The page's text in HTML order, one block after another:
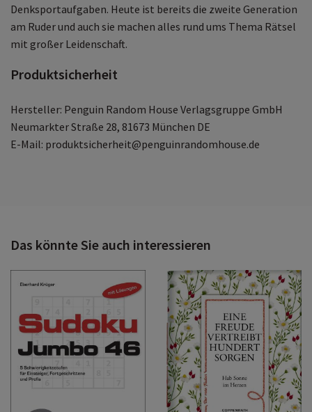
Denksportaufgaben. Heute ist bereits die zweite Generation
am Ruder und auch sie machen alles rund ums Thema Rätsel
mit großer Leidenschaft.
Produktsicherheit
Hersteller: Penguin Random House Verlagsgruppe GmbH
Neumarkter Straße 28, 81673 München DE
E-Mail: produktsicherheit@penguinrandomhouse.de
Das könnte Sie auch interessieren